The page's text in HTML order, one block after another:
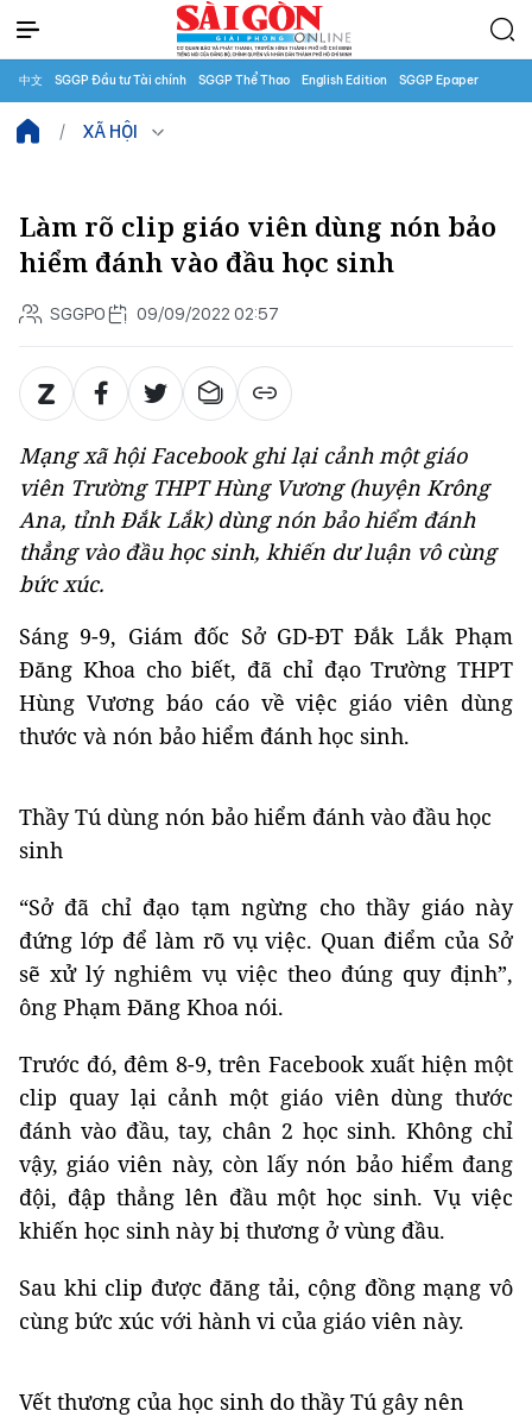
中文 SGGP Đầu tư Tài chính SGGP Thể Thao English Edition SGGP Epaper
XÃ HỘI
Làm rõ clip giáo viên dùng nón bảo
hiểm đánh vào đầu học sinh
SGGPO 09/09/2022 02:57
Mạng xã hội Facebook ghi lại cảnh một giáo
viên Trường THPT Hùng Vương (huyện Krông
Ana, tỉnh Đắk Lắk) dùng nón bảo hiểm đánh
thẳng vào đầu học sinh, khiến dư luận vô cùng
bức xúc.
Sáng 9-9, Giám đốc Sở GD-ĐT Đắk Lắk Phạm
Đăng Khoa cho biết, đã chỉ đạo Trường THPT
Hùng Vương báo cáo về việc giáo viên dùng
thước và nón bảo hiểm đánh học sinh.
Thầy Tú dùng nón bảo hiểm đánh vào đầu học
sinh
“Sở đã chỉ đạo tạm ngừng cho thầy giáo này
đứng lớp để làm rõ vụ việc. Quan điểm của Sở
sẽ xử lý nghiêm vụ việc theo đúng quy định”,
ông Phạm Đăng Khoa nói.
Trước đó, đêm 8-9, trên Facebook xuất hiện một
clip quay lại cảnh một giáo viên dùng thước
đánh vào đầu, tay, chân 2 học sinh. Không chỉ
vậy, giáo viên này, còn lấy nón bảo hiểm đang
đội, đập thẳng lên đầu một học sinh. Vụ việc
khiến học sinh này bị thương ở vùng đầu.
Sau khi clip được đăng tải, cộng đồng mạng vô
cùng bức xúc với hành vi của giáo viên này.
Vết thương của học sinh do thầy Tú gây nên